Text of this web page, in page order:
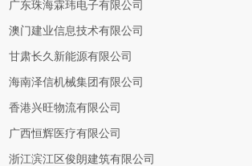
广东珠海霖玮电子有限公司
澳门建业信息技术有限公司
甘肃长久新能源有限公司
海南泽信机械集团有限公司
香港兴旺物流有限公司
广西恒辉医疗有限公司
浙江滨江区俊朗建筑有限公司